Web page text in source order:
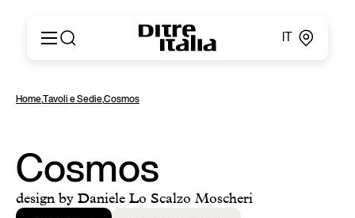
Prodotti
Cataloghi e Materiali
Ditre for Professionals
Punti vendita
English
Español
Русский
简体中文
Home,Tavoli e Sedie,Cosmos
Cosmos
design by Daniele Lo Scalzo Moscheri